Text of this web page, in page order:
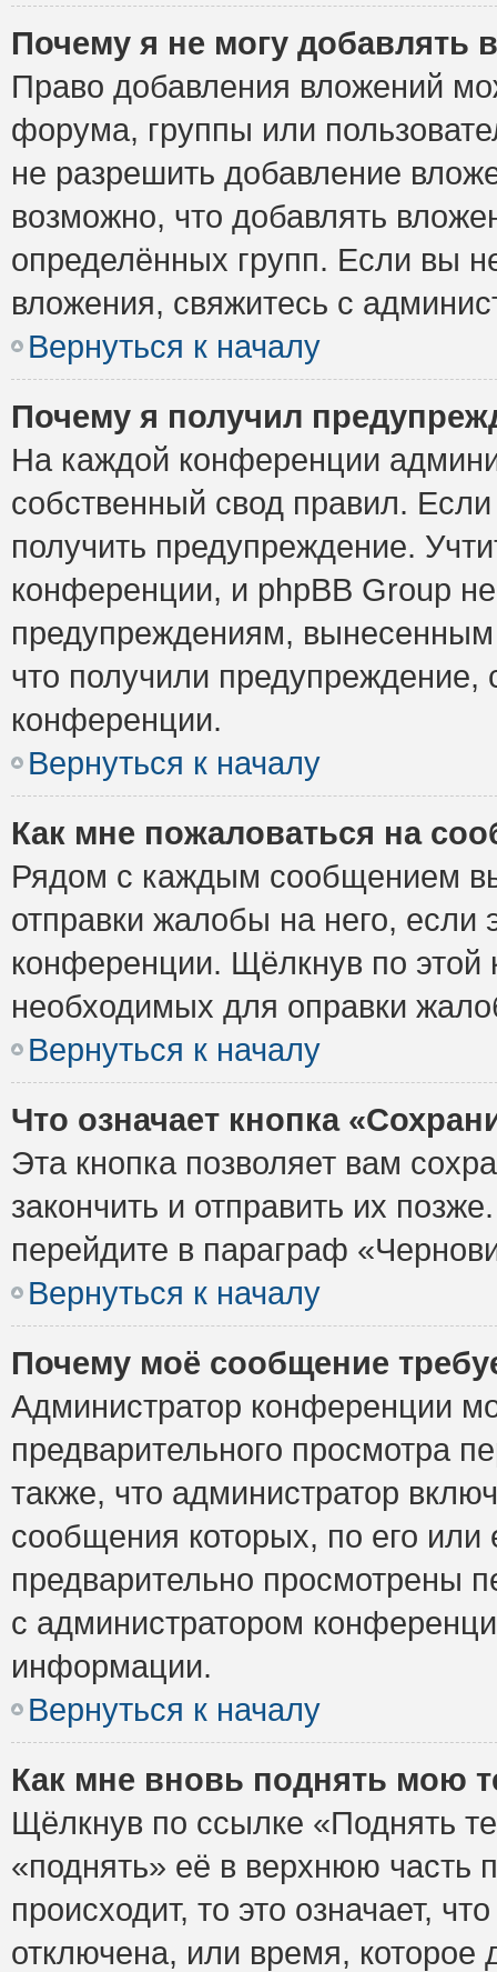
Почему я не могу добавлять
Право добавления вложений
форума, группы или
не разрешить добавление
возможно, что добавлять
определённых групп. Если вы
вложения, свяжитесь с
Вернуться к началу
Почему я получил
На каждой конференции
собственный свод правил.
получить предупреждение.
конференции, и phpBB Group
предупреждениям,
что получили предупреждение,
конференции.
Вернуться к началу
Как мне пожаловаться на
Рядом с каждым сообщением
отправки жалобы на него,
конференции. Щёлкнув по этой
необходимых для оправки
Вернуться к началу
Что означает кнопка
Эта кнопка позволяет вам
закончить и отправить их
перейдите в параграф
Вернуться к началу
Почему моё сообщение
Администратор конференции
предварительного просмотра
также, что администратор
сообщения которых, по его
предварительно просмотрены
с администратором
информации.
Вернуться к началу
Как мне вновь поднять мою
Щёлкнув по ссылке «Поднять
«поднять» её в верхнюю часть
происходит, то это означает,
отключена, или время, которое